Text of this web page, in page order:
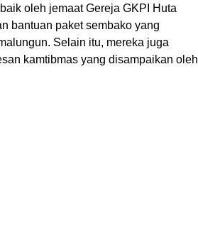
oleh jemaat Gereja GKPI Huta
bantuan paket sembako yang
Selain itu, mereka juga
kamtibmas yang disampaikan oleh